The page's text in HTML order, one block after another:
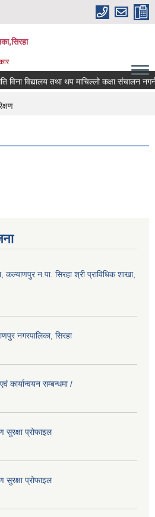
विद्यालय तथा थप माचिल्लो कक्षा संचालन नगर्न
न.पा. सिरहा श्री प्राविधिक शाखा,
नगरपालिका, सिरहा
कार्यान्वयन सम्बन्धमा /
सुरक्षा प्रोफाइल
सुरक्षा प्रोफाइल